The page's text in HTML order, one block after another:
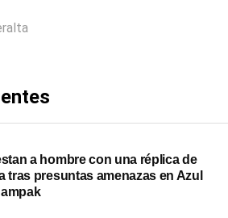
a hombre con una réplica de
tras presuntas amenazas en Azul